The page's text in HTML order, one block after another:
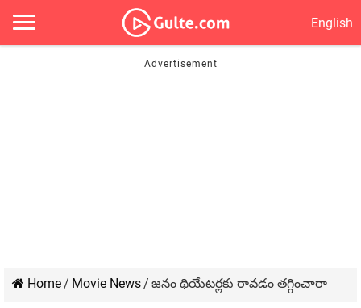
English
Home/ Movie News/ జనం థియేటర్లకు రావడం తగ్గించారా